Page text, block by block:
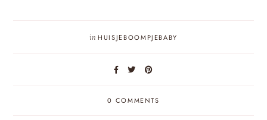
inHUISJEBOOMPJEBABY
0 COMMENTS